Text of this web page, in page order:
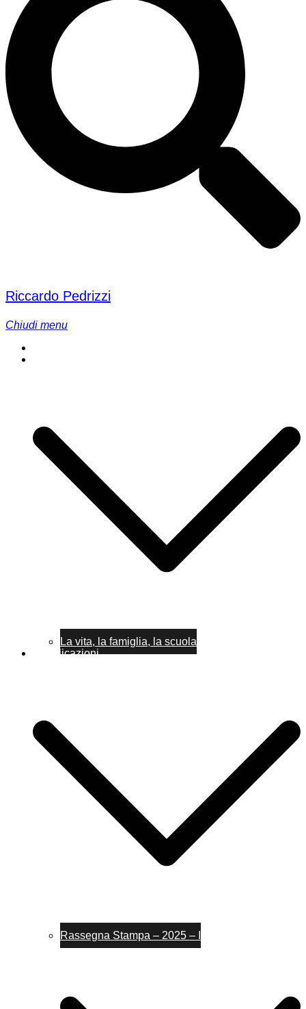
Riccardo Pedrizzi
Chiudi menu
La vita, la famiglia, la scuola
Pubblicazioni
Rassegna Stampa – 2025 – I